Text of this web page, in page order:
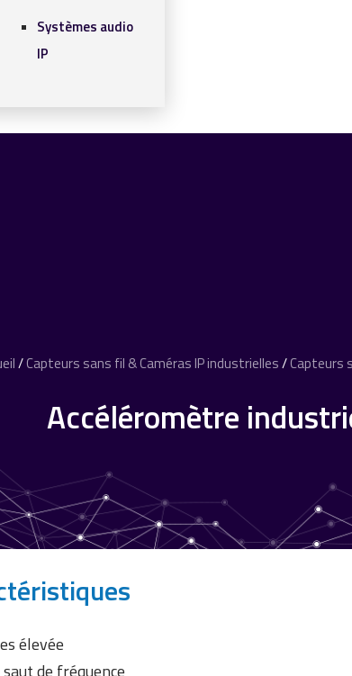
Systèmes audio
IP
/Capteurs sans fil & Caméras IP industrielles/Capteurs
Accéléromètre
élevée